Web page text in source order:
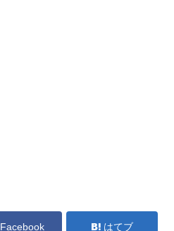
Facebook はてブ